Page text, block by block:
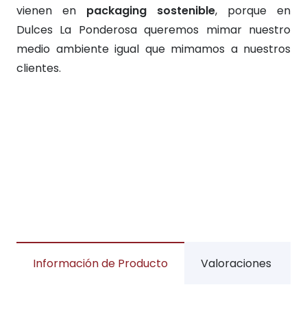
vienen en packaging sostenible, porque en
Dulces La Ponderosa queremos mimar nuestro
medio ambiente igual que mimamos a nuestros
clientes.
Información de Producto Valoraciones